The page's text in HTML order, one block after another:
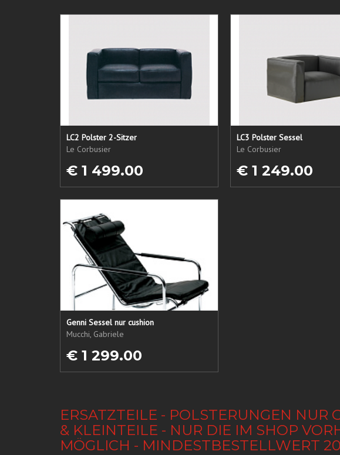
LC2 Polster 2-Sitzer
Le Corbusier
€ 1 499.00
LC3 Polster Sessel
Le Corbusier
€ 1 249.00
Genni Sessel nur cushion
Mucchi, Gabriele
€ 1 299.00
ERSATZTEILE - POLSTERUNGEN NUR
& KLEINTEILE - NUR DIE IM SHOP
MÖGLICH - MINDESTBESTELLWERT